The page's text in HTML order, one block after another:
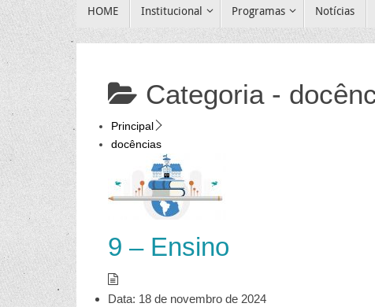
para
conteúdo
HOME Institucional Programas Notícias
Categoria -
Principal
docências
9 – Ensino
Data: 18 de novembro de 2024